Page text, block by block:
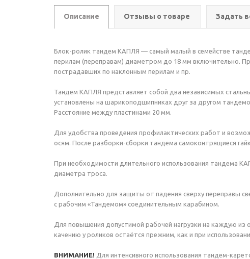
Описание Отзывы о товаре Задать
Блок-ролик тандем КАПЛЯ — самый малый в семействе
перилам (переправам) диаметром до 18 мм включительно.
пострадавших по наклонным перилам и пр.
Тандем КАПЛЯ представляет собой два независимых
установлены на шарикоподшипниках друг за другом
Расстояние между пластинами 20 мм.
Для удобства проведения профилактических работ и
осям. После разборки-сборки тандема самоконтрящиеся
При необходимости длительного использования тандема
диаметра троса.
Дополнительно для защиты от падения сверху переправы
с рабочим «Тандемом» соединительным карабином.
Для повышения допустимой рабочей нагрузки на каждую из
качению у роликов остаётся прежним, как и при
ВНИМАНИЕ! Для интенсивного использования тандем-